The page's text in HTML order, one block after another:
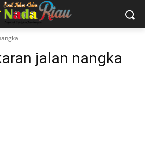
jalan nangka